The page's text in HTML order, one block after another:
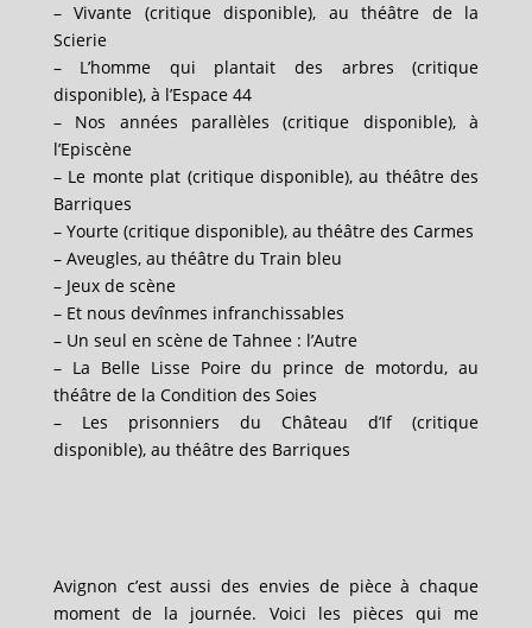
– Vivante (critique disponible), au théâtre de la
Scierie
– L’homme qui plantait des arbres (critique
disponible), à l’Espace 44
– Nos années parallèles (critique disponible), à
l’Episcène
– Le monte plat (critique disponible), au théâtre des
Barriques
– Yourte (critique disponible), au théâtre des Carmes
– Aveugles, au théâtre du Train bleu
– Jeux de scène
– Et nous devînmes infranchissables
– Un seul en scène de Tahnee : l’Autre
– La Belle Lisse Poire du prince de motordu, au
théâtre de la Condition des Soies
–
Les prisonniers du Château d’If (critique
disponible), au théâtre des Barriques
Avignon c’est aussi des envies de pièce à chaque
moment de la journée. Voici les pièces qui me